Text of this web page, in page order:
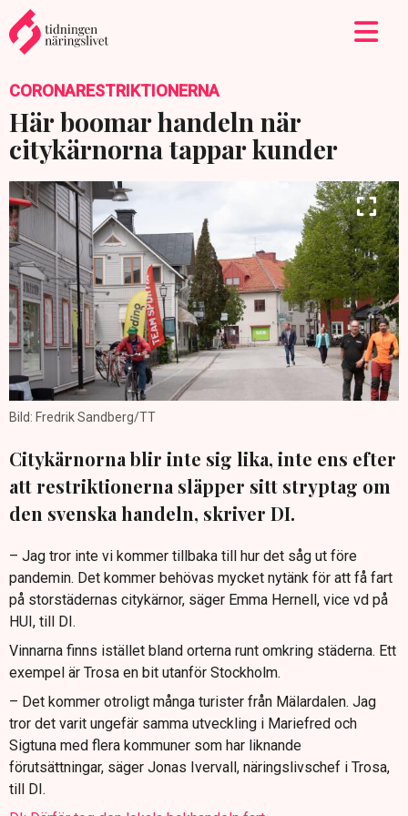
CORONARESTRIKTIONERNA
Här boomar handeln när
citykärnorna tappar kunder
Bild: Fredrik Sandberg/TT
Citykärnorna blir inte sig lika, inte ens efter
att restriktionerna släpper sitt stryptag om
den svenska handeln, skriver DI.
– Jag tror inte vi kommer tillbaka till hur det såg ut före
pandemin. Det kommer behövas mycket nytänk för att få fart
på storstädernas citykärnor, säger Emma Hernell, vice vd på
HUI, till DI.
Vinnarna finns istället bland orterna runt omkring städerna. Ett
exempel är Trosa en bit utanför Stockholm.
– Det kommer otroligt många turister från Mälardalen. Jag
tror det varit ungefär samma utveckling i Mariefred och
Sigtuna med flera kommuner som har liknande
förutsättningar, säger Jonas Ivervall, näringslivschef i Trosa,
till DI.